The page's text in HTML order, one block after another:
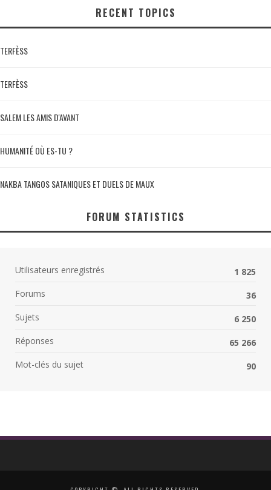
RECENT TOPICS
TERFÈSS
TERFÈSS
SALEM LES AMIS D'AVANT
HUMANITÉ OÙ ES-TU ?
NAKBA TANGOS SATANIQUES ET DUELS DE MAUX
FORUM STATISTICS
Utilisateurs enregistrés
1 825
Forums
36
Sujets
6 250
Réponses
65 266
Mot-clés du sujet
90